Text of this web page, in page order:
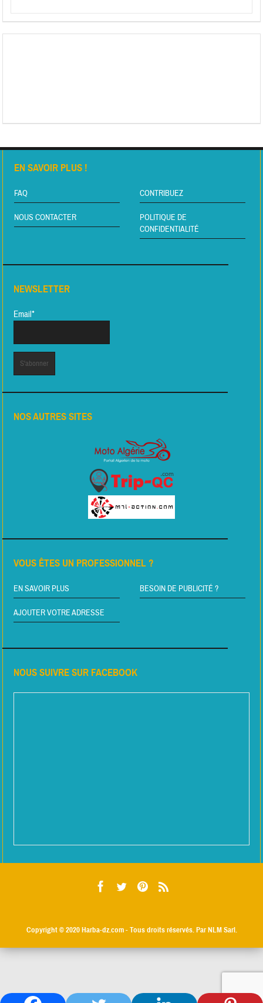
EN SAVOIR PLUS !
FAQ CONTRIBUEZ
NOUS CONTACTER
POLITIQUE DE
CONFIDENTIALITÉ
NEWSLETTER
Email*
NOS AUTRES SITES
VOUS ÊTES UN PROFESSIONNEL ?
EN SAVOIR PLUS BESOIN DE PUBLICITÉ ?
AJOUTER VOTRE ADRESSE
NOUS SUIVRE SUR FACEBOOK
Copyright © 2020Harba-dz.com- Tous droits réservés. Par NLM Sarl.